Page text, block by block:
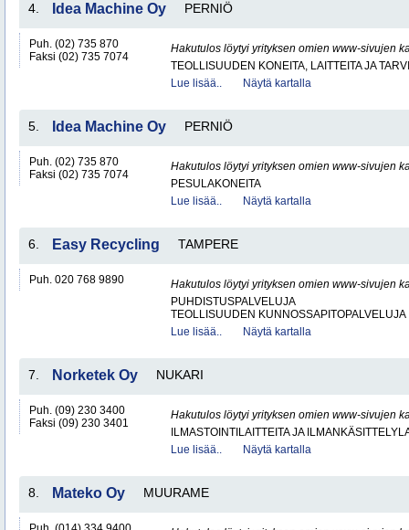
4. Idea Machine Oy PERNIÖ
Puh. (02) 735 870
Faksi (02) 735 7074
Hakutulos löytyi yrityksen omien www-sivujen
TEOLLISUUDEN KONEITA, LAITTEITA JA
Lue lisää..
Näytä kartalla
5. Idea Machine Oy PERNIÖ
Puh. (02) 735 870
Faksi (02) 735 7074
Hakutulos löytyi yrityksen omien www-sivujen
PESULAKONEITA
Lue lisää..
Näytä kartalla
6. Easy Recycling TAMPERE
Puh. 020 768 9890
Hakutulos löytyi yrityksen omien www-sivujen
PUHDISTUSPALVELUJA
TEOLLISUUDEN KUNNOSSAPITOPALVELUJA
Lue lisää..
Näytä kartalla
7. Norketek Oy NUKARI
Puh. (09) 230 3400
Faksi (09) 230 3401
Hakutulos löytyi yrityksen omien www-sivujen
ILMASTOINTILAITTEITA JA
Lue lisää..
Näytä kartalla
8. Mateko Oy MUURAME